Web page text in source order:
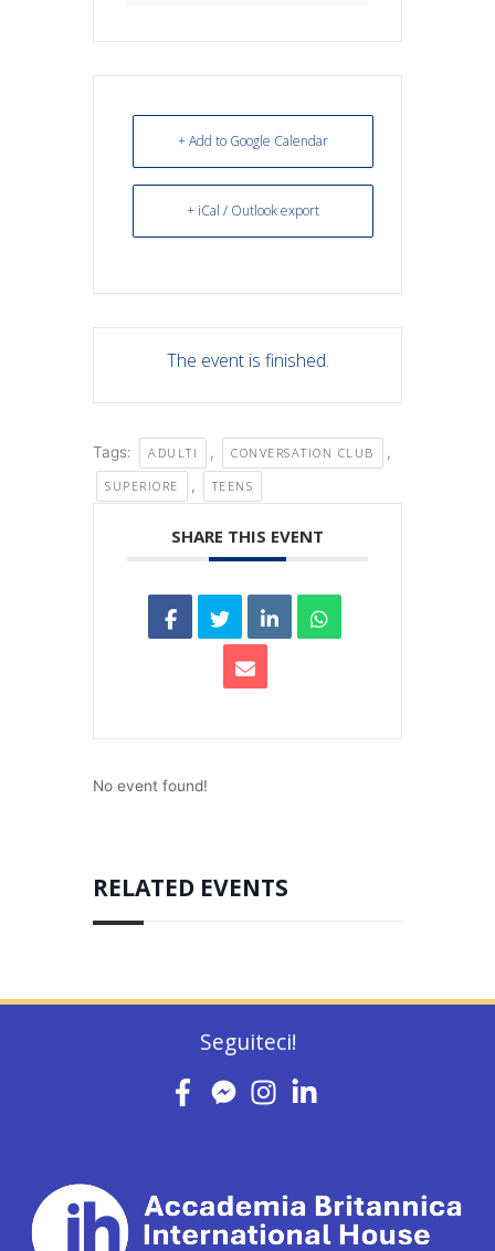
+ Add to Google Calendar
+ iCal / Outlook export
The event is finished.
Tags: ADULTI , CONVERSATION CLUB ,
SUPERIORE , TEENS
SHARE THIS EVENT
No event found!
RELATED EVENTS
Seguiteci!